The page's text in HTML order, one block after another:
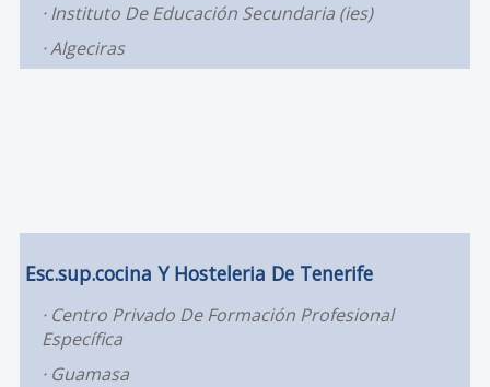
Instituto De Educación Secundaria (ies)
Algeciras
Esc.sup.cocina Y Hosteleria De Tenerife
Centro Privado De Formación Profesional
Específica
Guamasa